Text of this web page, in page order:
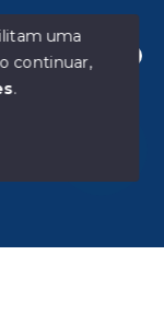
te ajudar.
os direitos
uma
continuar,
.